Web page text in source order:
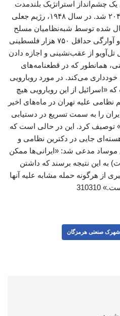
چشم‌انداز استراتژیک بلندمدت
برای «آینده اسرائیل» تا سال ۲۰۴۸ شد. در سال ۱۹۴۸، رژیم جعلی
شده توسط شبه‌نظامیان مسلح
صهیونیست که مرتکب قتل عام و آوارگی حداقل ۷۵۰ هزار فلسطینی
از عقب‌نشینی و اجازه دادن
همانطور که در قطعنامه‌های
می‌کند. در مورد رویارویی
که «اسرائیل از این رویارویی هیچ
علیه تهران در ماه‌های اخیر
را به سمت تسریع در دستیابی
توصیف کرد. این در حالی است که
هسته‌ای جایی در دکترین نظامی و
موساد مدعی شد: «ایرانی‌ها ممکن
به این نتیجه برسند که داشتن
از هرگونه حمله مشابه علیه آنها
310310
صنعتی هرمزگان